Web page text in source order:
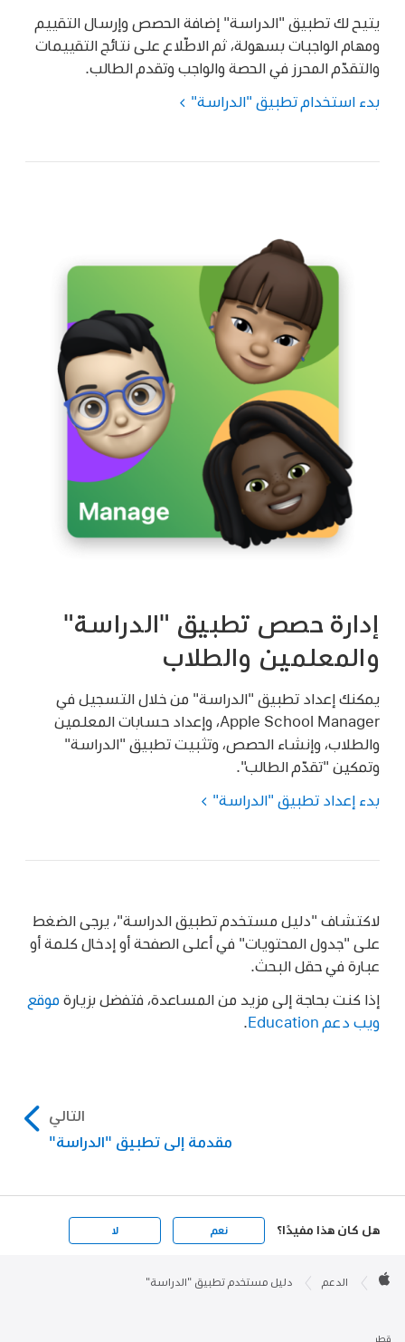
يتيح لك تطبيق "الدراسة" إضافة الحصص وإرسال التقييم
ومهام الواجبات بسهولة، ثم الاطّلاع على نتائج التقييمات
والتقدّم المحرز في الحصة والواجب وتقدم الطالب.
بدء استخدام تطبيق "الدراسة"
إدارة حصص تطبيق "الدراسة"
والمعلمين والطلاب
يمكنك إعداد تطبيق "الدراسة" من خلال التسجيل في
Apple School Manager، وإعداد حسابات المعلمين
والطلاب، وإنشاء الحصص، وتثبيت تطبيق "الدراسة"
وتمكين "تقدّم الطالب".
بدء إعداد تطبيق "الدراسة"
لاكتشاف "دليل مستخدم تطبيق الدراسة"، يرجى الضغط
على "جدول المحتويات" في أعلى الصفحة أو إدخال كلمة أو
عبارة في حقل البحث.
إذا كنت بحاجة إلى مزيد من المساعدة، فتفضل بزيارة موقع
ويب دعم Education
التالي
مقدمة إلى تطبيق "الدراسة"
هل كان هذا مفيدًا؟ نعم لا
Footer

الدعم دليل مستخدم تطبيق "الدراسة"
قطر